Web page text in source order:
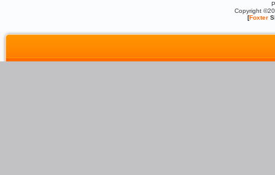
Copyright
[Foxter